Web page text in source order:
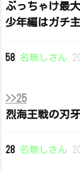
ぶっちゃけ最
少年編はガチ
58 名無しさん
>>25
烈海王戦の刃
28 名無しさん